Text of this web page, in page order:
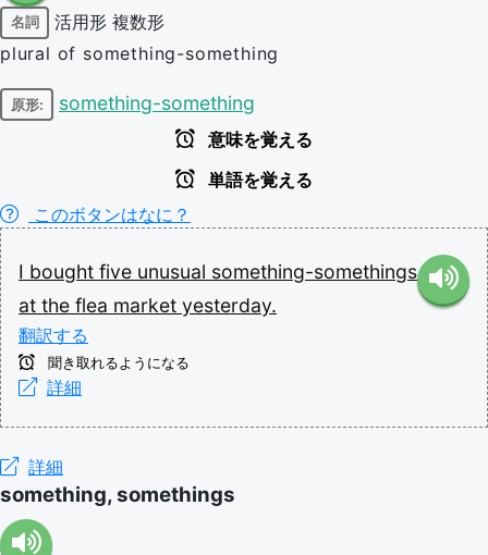
名詞 活用形 複数形
plural of something-something
原形: something-something
意味を覚える
単語を覚える
このボタンはなに？
I bought five unusual something-somethings
at the flea market yesterday.
翻訳する
聞き取れるようになる
詳細
詳細
something, somethings